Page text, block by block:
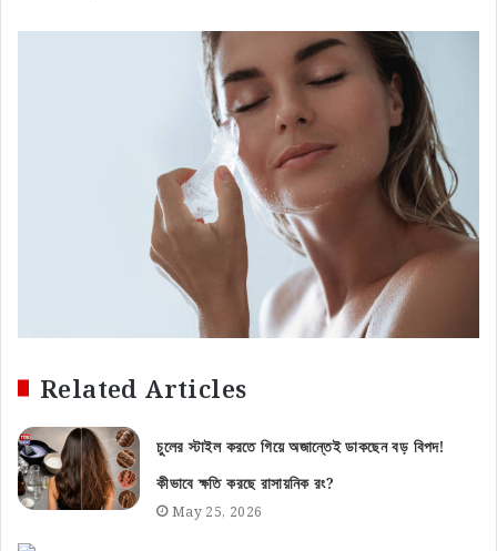
Related Articles
চুলের স্টাইল করতে গিয়ে অজান্তেই ডাকছেন বড় বিপদ!
কীভাবে ক্ষতি করছে রাসায়নিক রং?
May 25, 2026